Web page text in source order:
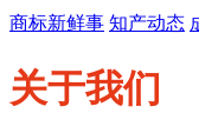
商标新鲜事 知产动态
关于我们